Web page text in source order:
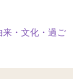
・文化・過ご